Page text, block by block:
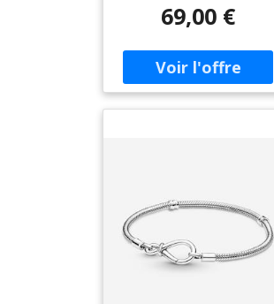
Moments se distingue par
son fermoir en forme de
nœud de l'infini
asymétrique. Deux
filetages surélevés divisent
le bracelet en trois
charm pendant sur le
fermoir et 14 à 16 charms,
charms pendants ou
pendentifs sur le reste du
bracelet. - Bracelet Maille
69,00 €